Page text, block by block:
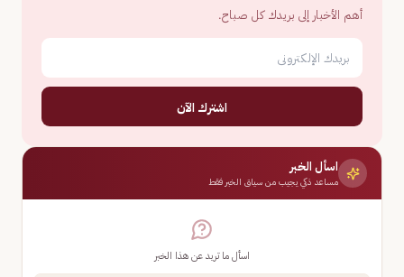
أهم الأخبار إلى بريدك كل صباح.
اشترك الآن
اسأل الخبر
مساعد ذكي يجيب من سياق الخبر فقط
اسأل ما تريد عن هذا الخبر